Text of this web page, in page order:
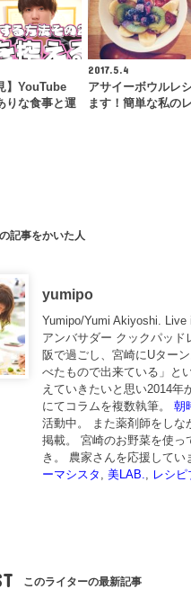
】YouTube
りな食事と運
2017.5.4
アサイーボウルレ
ます！簡単な私の
記事をかいた人
yumipo
Yumipo/Yumi Akiyoshi.
アンバサダー クックパッ
阪で過ごし、宮崎にUター
べたもので出来ている」と
えていきたいと思い2014年
にてコラムを複数執筆。朝
活動中。 また薬剤師をしな
掲載。 宮崎のお野菜を使っ
き。 農家さんを応援してい
ーマシスタ ,美LAB., レシピ
このライターの最新記事